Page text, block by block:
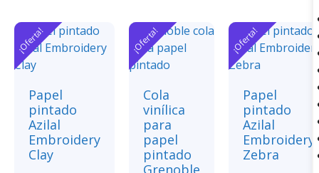
¡Oferta!
Papel
pintado
Azilal
Embroidery
Clay
¡Oferta!
Cola
vinílica
para
papel
pintado
Grenoble
¡Oferta!
Papel
pintado
Azilal
Embroidery
Zebra